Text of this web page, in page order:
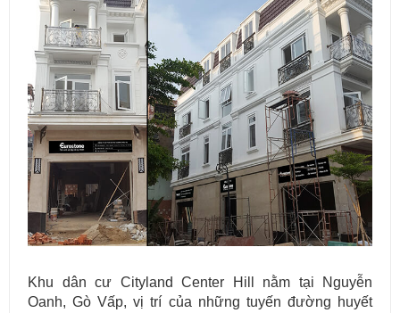
Khu dân cư Cityland Center Hill nằm tại Nguyễn
Oanh, Gò Vấp, vị trí của những tuyến đường huyết